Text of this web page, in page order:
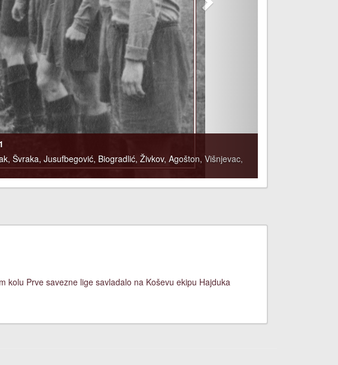
Švraka, Jusufbegović, Biogradlić, Živkov, Agošton, Višnjevac,
kolu Prve savezne lige savladalo na Koševu ekipu Hajduka